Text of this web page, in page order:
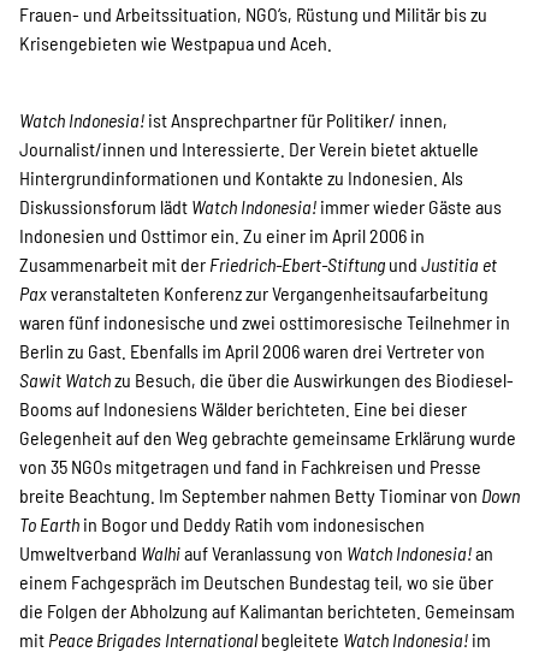
Kontakt
english
Indonesian
Suche
Frauen- und Arbeitssituation, NGO‘s, Rüstung und Militär bis zu
Krisengebieten wie Westpapua und Aceh.
Watch Indonesia! ist Ansprechpartner für Politiker/ innen,
Journalist/innen und Interessierte. Der Verein bietet aktuelle
Hintergrundinformationen und Kontakte zu Indonesien. Als
Diskussionsforum lädt Watch Indonesia! immer wieder Gäste aus
Indonesien und Osttimor ein. Zu einer im April 2006 in
Zusammenarbeit mit der Friedrich-Ebert-Stiftung und Justitia et
Paxveranstalteten Konferenz zur Vergangenheitsaufarbeitung
waren fünf indonesische und zwei osttimoresische Teilnehmer in
Berlin zu Gast. Ebenfalls im April 2006 waren drei Vertreter von
Sawit Watchzu Besuch, die über die Auswirkungen des Biodiesel-
Booms auf Indonesiens Wälder berichteten. Eine bei dieser
Gelegenheit auf den Weg gebrachte gemeinsame Erklärung wurde
von 35 NGOs mitgetragen und fand in Fachkreisen und Presse
breite Beachtung. Im September nahmen Betty Tiominar von Down
To Earth in Bogor und Deddy Ratih vom indonesischen
Umweltverband Walhiauf Veranlassung von Watch Indonesia!an
einem Fachgespräch im Deutschen Bundestag teil, wo sie über
die Folgen der Abholzung auf Kalimantan berichteten. Gemeinsam
mit Peace Brigades Internationalbegleitete Watch Indonesia! im